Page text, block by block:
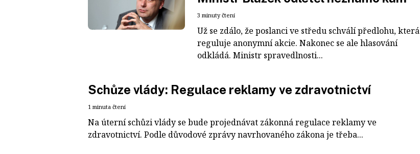
3 minuty čtení
Už se zdálo, že poslanci ve středu schválí předlohu, která
reguluje anonymní akcie. Nakonec se ale hlasování
odkládá. Ministr spravedlnosti...
Schůze vlády: Regulace reklamy ve zdravotnictví
1 minuta čtení
Na úterní schůzi vlády se bude projednávat zákonná regulace reklamy ve
zdravotnictví. Podle důvodové zprávy navrhovaného zákona je třeba...